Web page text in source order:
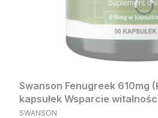
Swanson Fenugreek 610mg
kapsułek Wsparcie
PRODUCENT
SWANSON